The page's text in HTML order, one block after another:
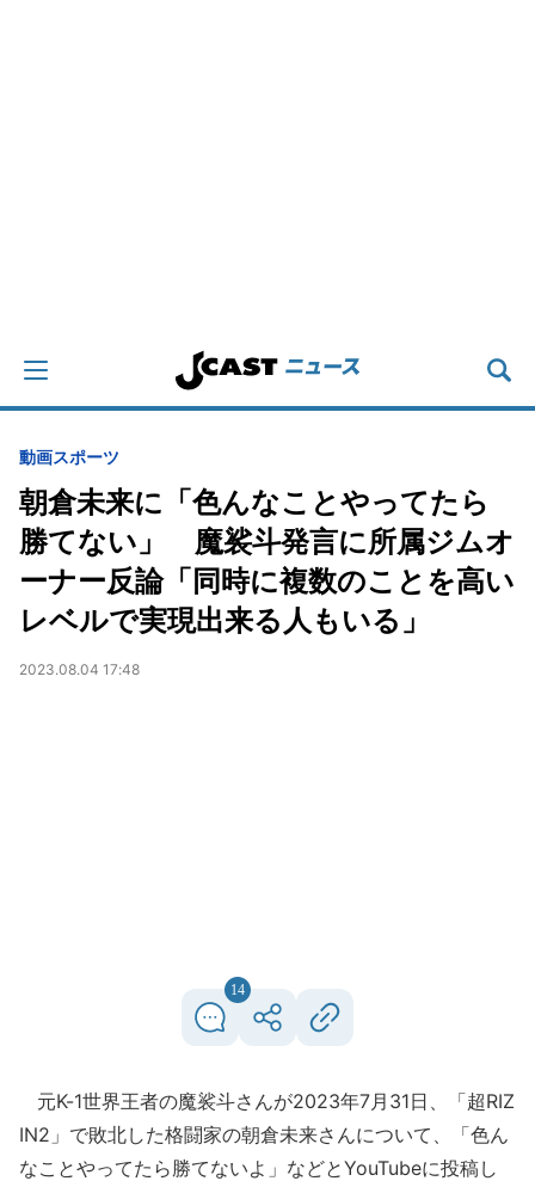
動画スポーツ
朝倉未来に「色んなことやってたら
勝てない」 魔裟斗発言に所属ジムオ
ーナー反論「同時に複数のことを高い
レベルで実現出来る人もいる」
2023.08.04 17:48
14
元K-1世界王者の魔裟斗さんが2023年7月31日、「超RIZ
IN2」で敗北した格闘家の朝倉未来さんについて、「色ん
なことやってたら勝てないよ」などとYouTubeに投稿し